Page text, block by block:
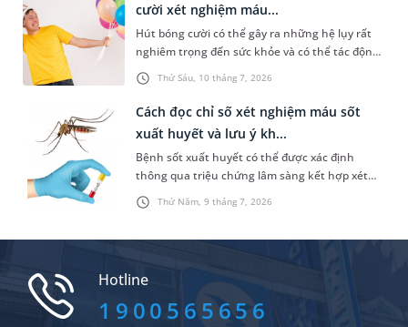
quan tâm và người bệnh cần lưu ý điều gì?
Thứ Sáu, 10 tháng 7, 2026
cười xét nghiệm máu...
Hút bóng cười có thể gây ra những hệ lụy rất
nghiêm trọng đến sức khỏe và có thể tác động
tiêu cực đến đời sống xã hội. Trong đó, một vấn
đề được nhiều người quan tâm là “hút bóng
cười xét nghiệm máu có ra không”. Dưới đây là
thông tin chi tiết giúp bạn trả lời câu hỏi này.
Thứ Năm, 9 tháng 7, 2026
Cách đọc chỉ số xét nghiệm máu sốt
xuất huyết và lưu ý kh...
Bệnh sốt xuất huyết có thể được xác định
thông qua triệu chứng lâm sàng kết hợp xét
nghiệm máu. Nhưng nắm được cách đọc chỉ số
xét nghiệm máu sốt xuất huyết không hề đơn
Hotline
1900565656